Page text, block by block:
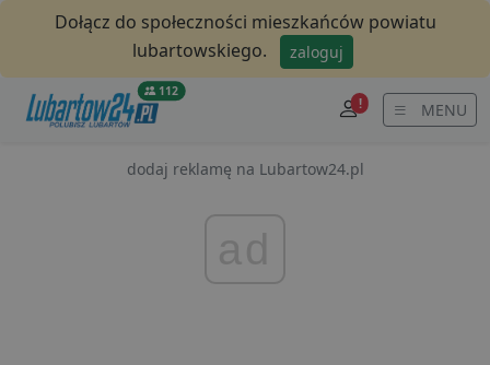
Dołącz do społeczności mieszkańców powiatu
lubartowskiego.
zaloguj
112
! MENU
dodaj reklamę na Lubartow24.pl